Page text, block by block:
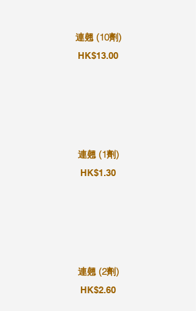
連翹 (10劑)
HK$13.00
連翹 (1劑)
HK$1.30
連翹 (2劑)
HK$2.60